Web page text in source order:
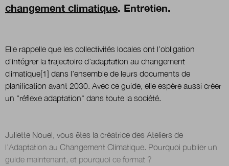
changement climatique. Entretien.
Elle rappelle que les collectivités locales ont l’obligation
d’intégrer la trajectoire d’adaptation au changement
climatique[1] dans l’ensemble de leurs documents de
planification avant 2030. Avec ce guide, elle espère aussi créer
un "réflexe adaptation" dans toute la société.
Juliette Nouel, vous êtes la créatrice des Ateliers de
l’Adaptation au Changement Climatique. Pourquoi publier un
guide maintenant, et pourquoi ce format ?